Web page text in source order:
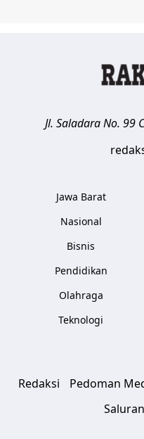
Jl. Saladara No. 99
Jawa Barat
Nasional
Bisnis
Pendidikan
Olahraga
Teknologi
Redaksi Pedoman